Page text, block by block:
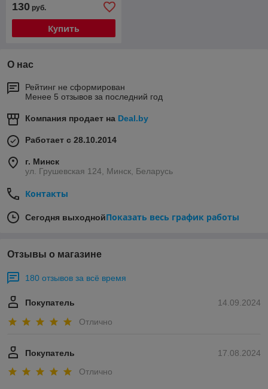
130 руб.
Купить
О нас
Рейтинг не сформирован
Менее 5 отзывов за последний год
Компания продает на Deal.by
Работает с 28.10.2014
г. Минск
ул. Грушевская 124, Минск, Беларусь
Контакты
Сегодня выходнойПоказать весь график работы
Отзывы о магазине
180 отзывов за всё время
14.09.2024
Покупатель
Отлично
17.08.2024
Покупатель
Отлично